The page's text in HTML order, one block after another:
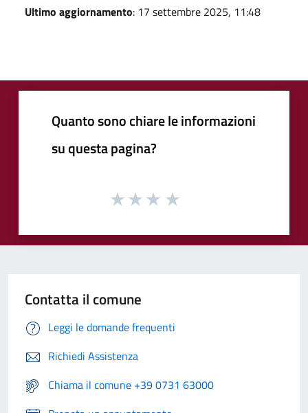
Ultimo aggiornamento: 17 settembre 2025, 11:48
Quanto sono chiare le informazioni
su questa pagina?
Contatta il comune
Leggi le domande frequenti
Richiedi Assistenza
Chiama il comune +39 0731 63000